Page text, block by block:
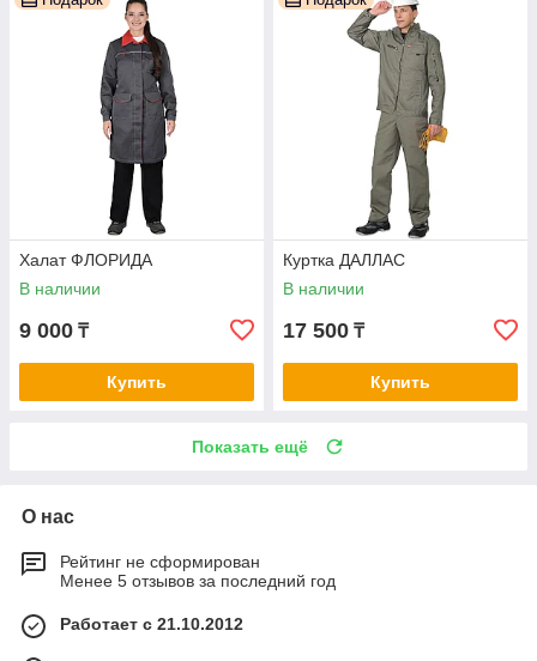
Халат ФЛОРИДА
В наличии
9 000 ₸
Купить
Куртка ДАЛЛАС
В наличии
17 500 ₸
Купить
Показать ещё
О нас
Рейтинг не сформирован
Менее 5 отзывов за последний год
Работает с 21.10.2012